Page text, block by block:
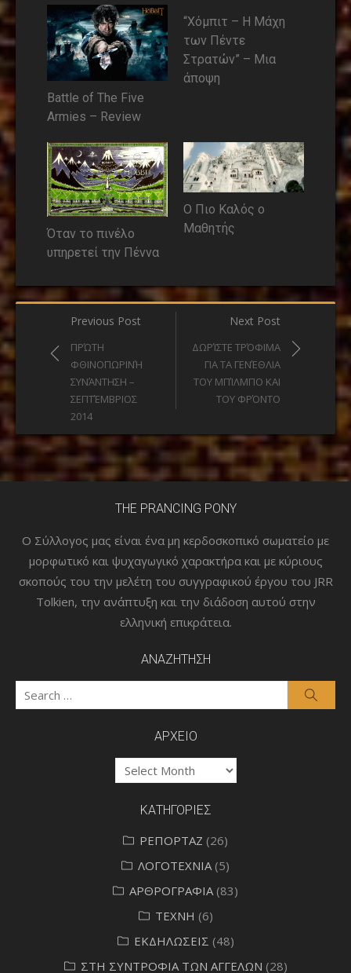
Battle οf The Five
Armies – Review
“Χόμπιτ – Η Μάχη
των Πέντε
Στρατών” – Μια
άποψη
Όταν το πινέλο
υπηρετεί την Πέννα
Ο Πιο Καλός ο
Μαθητής
Post
navigation
Previous Post
ΠΡΏΤΗ
ΦΘΙΝΟΠΩΡΙΝΉ
ΣΥΝΆΝΤΗΣΗ –
ΣΕΠΤΈΜΒΡΙΟΣ
2014
Next Post
ΔΩΡΊΣΤΕ ΤΡΌΦΙΜΑ
ΓΙΑ ΤΑ ΓΕΝΈΘΛΙΑ
ΤΟΥ ΜΠΊΛΜΠΟ ΚΑΙ
ΤΟΥ ΦΡΌΝΤΟ
THE PRANCING PONY
Ο Σύλλογος μας είναι ένα μη κερδοσκοπικό σωματείο με
μορφωτικό και ψυχαγωγικό χαρακτήρα και με κύριους
σκοπούς του την μελέτη του συγγραφικού έργου του JRR
Tolkien, την ανάπτυξη και την διάδοση αυτού στην
ελληνική επικράτεια.
ΑΝΑΖΗΤΗΣΗ
for:
ΑΡΧΕΙΟ
ΑΡΧΕΙΟ
ΚΑΤΗΓΟΡΙΕΣ
ΡΕΠΟΡΤΑΖ (26)
ΛΟΓΟΤΕΧΝΙΑ (5)
ΑΡΘΡΟΓΡΑΦΙΑ (83)
ΤΕΧΝΗ (6)
ΕΚΔΗΛΩΣΕΙΣ (48)
ΣΤΗ ΣΥΝΤΡΟΦΙΑ ΤΩΝ ΑΓΓΕΛΩΝ (28)